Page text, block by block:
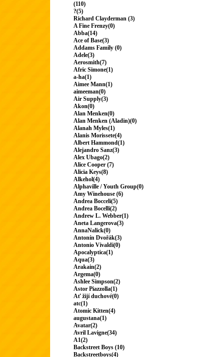
(110)
?(5)
Richard Clayderman (3)
A Fine Frenzy(0)
Abba(14)
Ace of Base(3)
Addams Family (0)
Adele(3)
Aerosmith(7)
Afric Simone(1)
a-ha(1)
Aimee Mann(1)
aimeeman(0)
Air Supply(3)
Akon(0)
Alan Menken(0)
Alan Menken (Aladin)(0)
Alanah Myles(1)
Alanis Morissete(4)
Albert Hammond(1)
Alejandro Sanz(3)
Alex Ubago(2)
Alice Cooper (7)
Alicia Keys(8)
Alkehol(4)
Alphaville / Youth Group(0)
Amy Winehouse (6)
Andrea Bocceli(5)
Andrea Bocelli(2)
Andrew L. Webber(1)
Aneta Langerova(3)
AnnaNalick(0)
Antonín Dvořák(3)
Antonio Vivaldi(0)
Apocalyptica(1)
Aqua(3)
Arakain(2)
Argema(0)
Ashlee Simpson(2)
Astor Piazzolla(1)
Ať žijí duchové(0)
atc(1)
Atomic Kitten(4)
augustana(1)
Avatar(2)
Avril Lavigne(34)
A1(2)
Backstreet Boys (10)
Backstreetboys(4)